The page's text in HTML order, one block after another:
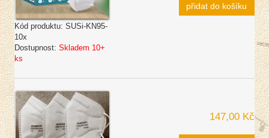
Kód produktu: SUSi-KN95-
10x
Dostupnost: Skladem 10+
ks
přidat do košíku
147,00 Kč